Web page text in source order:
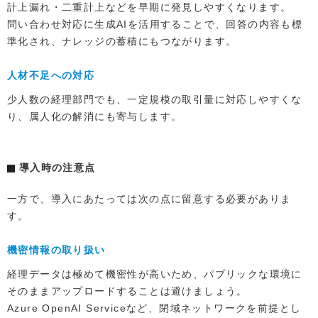
計上漏れ・二重計上などを早期に発見しやすくなります。
問い合わせ対応に生成AIを活用することで、回答の内容も標
準化され、ナレッジの蓄積にもつながります。
人材不足への対応
少人数の経理部門でも、一定規模の取引量に対応しやすくな
り、属人化の解消にも寄与します。
導入時の注意点
一方で、導入にあたっては次の点に留意する必要がありま
す。
機密情報の取り扱い
経理データは極めて機密性が高いため、パブリックな環境に
そのままアップロードすることは避けましょう。
Azure OpenAI Serviceなど、閉域ネットワークを前提とし